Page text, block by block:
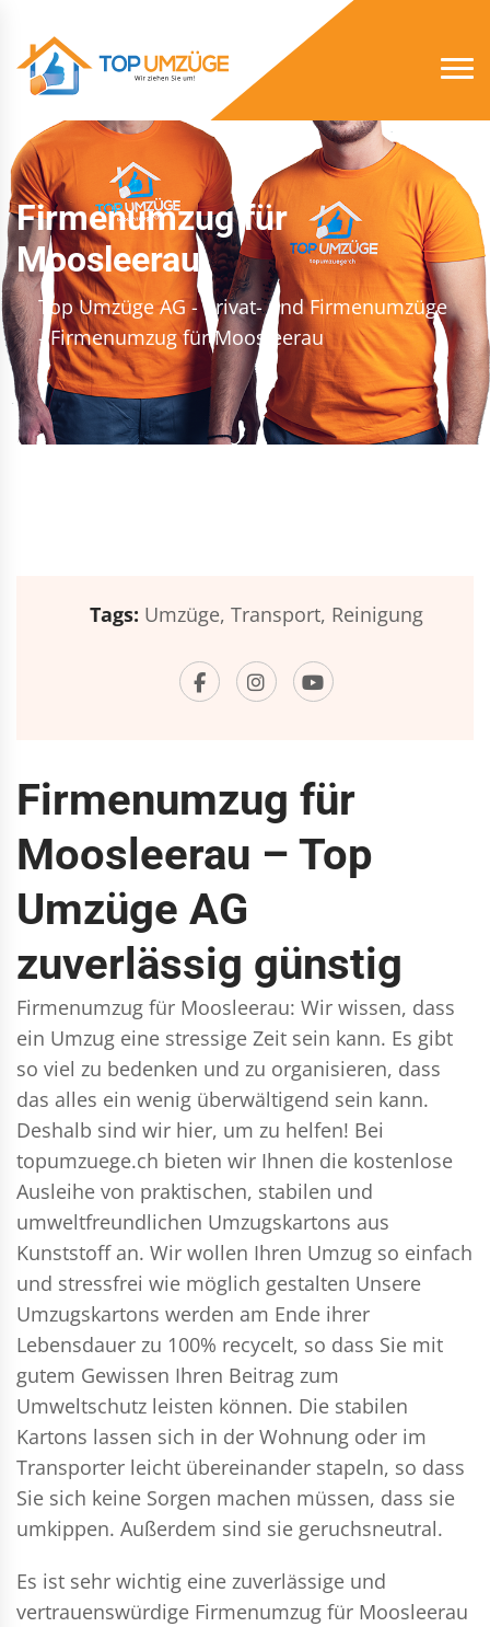
Firmenumzug für
Moosleerau
Top Umzüge AG - Privat- und Firmenumzüge
- Firmenumzug für Moosleerau
Tags: Umzüge, Transport, Reinigung
Firmenumzug für
Moosleerau – Top
Umzüge AG
zuverlässig günstig
Firmenumzug für Moosleerau: Wir wissen, dass
ein Umzug eine stressige Zeit sein kann. Es gibt
so viel zu bedenken und zu organisieren, dass
das alles ein wenig überwältigend sein kann.
Deshalb sind wir hier, um zu helfen! Bei
topumzuege.ch bieten wir Ihnen die kostenlose
Ausleihe von praktischen, stabilen und
umweltfreundlichen Umzugskartons aus
Kunststoff an. Wir wollen Ihren Umzug so einfach
und stressfrei wie möglich gestalten Unsere
Umzugskartons werden am Ende ihrer
Lebensdauer zu 100% recycelt, so dass Sie mit
gutem Gewissen Ihren Beitrag zum
Umweltschutz leisten können. Die stabilen
Kartons lassen sich in der Wohnung oder im
Transporter leicht übereinander stapeln, so dass
Sie sich keine Sorgen machen müssen, dass sie
umkippen. Außerdem sind sie geruchsneutral.
Es ist sehr wichtig eine zuverlässige und
vertrauenswürdige Firmenumzug für Moosleerau